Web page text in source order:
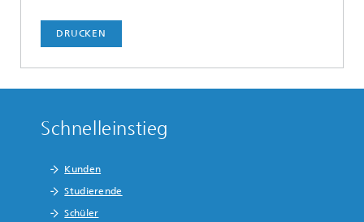
DRUCKEN
Schnelleinstieg
Kunden
Studierende
Schüler